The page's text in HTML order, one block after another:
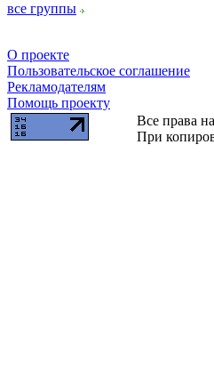
все группы
О проекте
Пользовательское соглашение
Рекламодателям
Помощь проекту
Все права
При